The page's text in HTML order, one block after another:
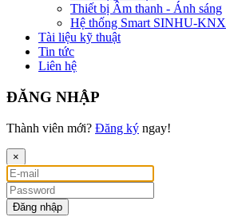
Thiết bị Âm thanh - Ánh sáng
Hệ thống Smart SINHU-KNX
Tài liệu kỹ thuật
Tin tức
Liên hệ
ĐĂNG NHẬP
Thành viên mới? Đăng ký ngay!
×
Đăng nhập